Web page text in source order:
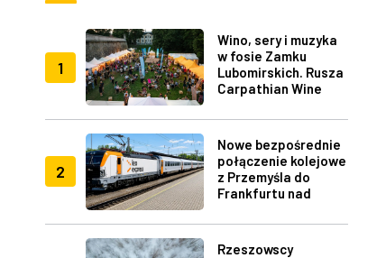
1
Wino, sery i muzyka
w fosie Zamku
Lubomirskich. Rusza
Carpathian Wine
2
Nowe bezpośrednie
połączenie kolejowe
z Przemyśla do
Frankfurtu nad
Rzeszowscy